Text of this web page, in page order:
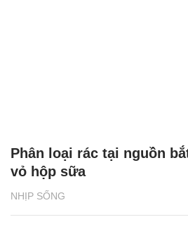
NHỊP SỐNG
Phân loại rác tại nguồn
vỏ hộp sữa